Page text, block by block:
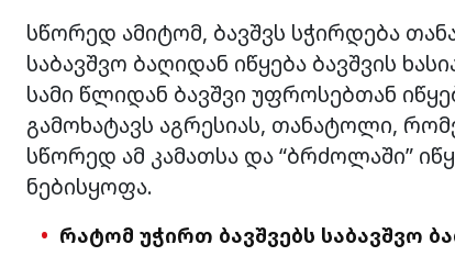
სწორედ ამიტომ, ბავშვს სჭირდება
საბავშვო ბაღიდან იწყება ბავშვის
სამი წლიდან ბავშვი უფროსებთან
გამოხატავს აგრესიას, თანატოლი,
სწორედ ამ კამათსა და “ბრძოლაში”
ნებისყოფა.
რატომ უჭირთ ბავშვებს საბავშვო